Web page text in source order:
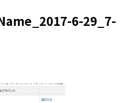
6-29_7-